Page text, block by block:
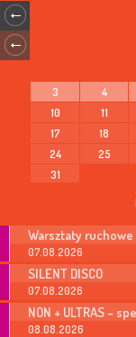
3
4
10
11
17
18
24
25
31
Warsztaty ruchowe
07.08.2026
SILENT DISCO
07.08.2026
NON + ULTRAS –
08.08.2026